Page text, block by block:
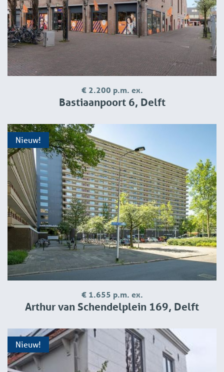
€ 2.200 p.m. ex.
Bastiaanpoort 6, Delft
Nieuw!
€ 1.655 p.m. ex.
Arthur van Schendelplein 169, Delft
Nieuw!